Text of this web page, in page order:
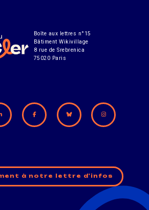
Boîte aux lettres n°15
Bâtiment Wikivillage
8 rue de Srebrenica
75020 Paris
à notre lettre d'infos